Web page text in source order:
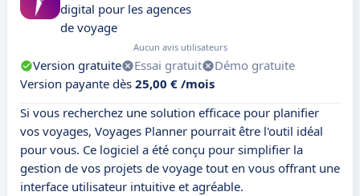
digital pour les agences
de voyage
Aucun avis utilisateurs
Version gratuite Essai gratuit
Démo gratuite
Version payante dès 25,00 € /mois
Si vous recherchez une solution efficace pour planifier
vos voyages, Voyages Planner pourrait être l'outil idéal
pour vous. Ce logiciel a été conçu pour simplifier la
gestion de vos projets de voyage tout en vous offrant une
interface utilisateur intuitive et agréable.